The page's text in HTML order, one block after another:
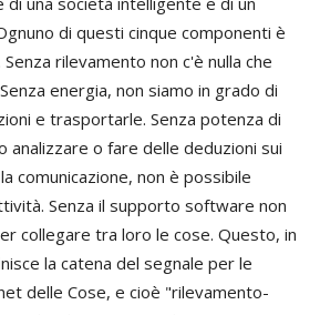
di questi cinque componenti è
rilevamento non c'è nulla che
energia, non siamo in grado di
e trasportarle. Senza potenza di
analizzare o fare delle deduzioni sui
comunicazione, non è possibile
Senza il supporto software non
collegare tra loro le cose. Questo, in
la catena del segnale per le
delle Cose, e cioè "rilevamento-